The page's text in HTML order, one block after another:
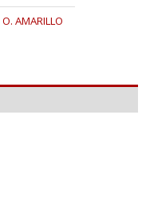
O. AMARILLO